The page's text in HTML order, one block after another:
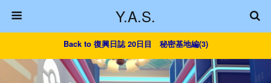
Y.A.S.
Back to 復興日誌 20日目 秘密基地編(3)